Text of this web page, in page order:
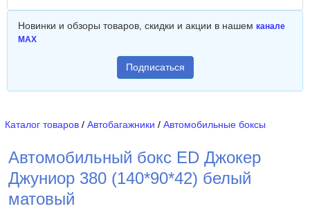
Новинки и обзоры товаров, скидки и акции в нашем канале
MAX
Подписаться
Каталог товаров / Автобагажники / Автомобильные боксы
Автомобильный бокс ED Джокер
Джуниор 380 (140*90*42) белый
матовый